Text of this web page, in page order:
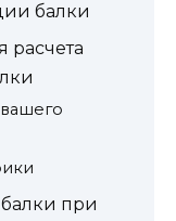
балки
расчета
балки при